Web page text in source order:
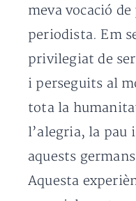
meva vocació
periodista. Em
privilegiat de
i perseguits al
tota la
l’alegria, la pau
aquests
Aquesta